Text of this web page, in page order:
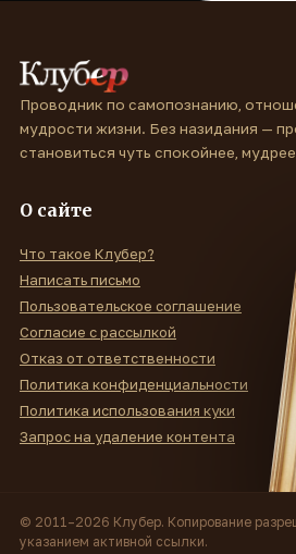
Проводник по самопознанию,
мудрости жизни. Без назидания —
становиться чуть спокойнее,
О сайте
Что такое Клубер?
Написать письмо
Пользовательское соглашение
Согласие с рассылкой
Отказ от ответственности
Политика конфиденциальности
Политика использования куки
Запрос на удаление контента
© 2011–2026 Клубер. Копирование
указанием активной ссылки.